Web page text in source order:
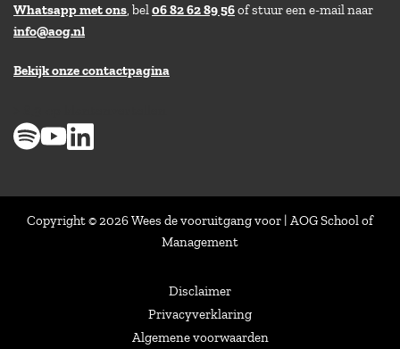
Whatsapp met ons, bel06 82 62 89 56of stuur een e-mail naar
info@aog.nl
Bekijk onze contactpagina
Copyright © 2026 Wees de vooruitgang voor | AOG School of
Management
Disclaimer
Privacyverklaring
Algemene voorwaarden